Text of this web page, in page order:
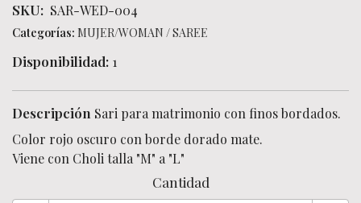
SKU: SAR-WED-004
Categorías: MUJER/WOMAN /SAREE
Disponibilidad: 1
Descripción Sari para matrimonio con finos bordados.
Color rojo oscuro con borde dorado mate.
Viene con Choli talla "M" a "L"
Cantidad